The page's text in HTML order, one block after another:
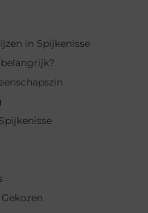
in Spijkenisse